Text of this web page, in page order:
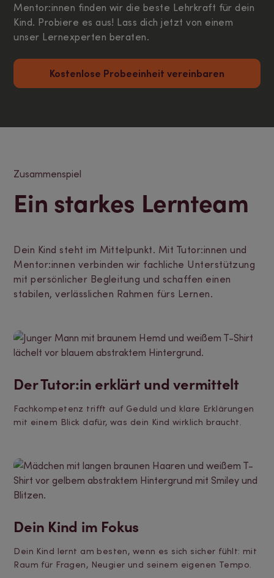
Mentor:innen finden wir die beste Lehrkraft für dein
Kind. Probiere es aus! Lass dich jetzt von einem
unser Lernexperten beraten.
Kostenlose Probeeinheit vereinbaren
Zusammenspiel
Ein starkes Lernteam
Dein Kind steht im Mittelpunkt. Mit Tutor:innen und
Mentor:innen verbinden wir fachliche Unterstützung
mit persönlicher Begleitung und schaffen einen
stabilen, verlässlichen Rahmen fürs Lernen.
Der Tutor:in erklärt und vermittelt
Fachkompetenz trifft auf Geduld und klare Erklärungen
mit einem Blick dafür, was dein Kind wirklich braucht.
Dein Kind im Fokus
Dein Kind lernt am besten, wenn es sich sicher fühlt: mit
Raum für Fragen, Neugier und seinem eigenen Tempo.